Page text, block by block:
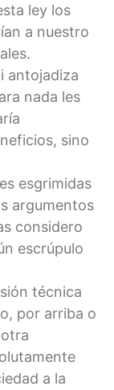
ley los
a nuestro
antojadiza
nada les
sino
esgrimidas
argumentos
considero
escrúpulo
técnica
por arriba o
a la